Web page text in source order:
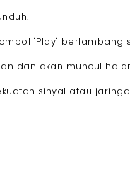
"Play" berlambang
dan akan muncul
sinyal atau